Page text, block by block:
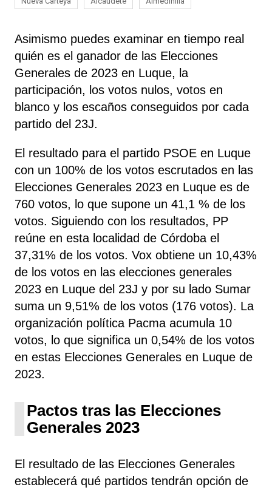
Asimismo puedes examinar en tiempo real
quién es el ganador de las Elecciones
Generales de 2023 en Luque, la
participación, los votos nulos, votos en
blanco y los escaños conseguidos por cada
partido del 23J.
El resultado para el partido PSOE en Luque
con un 100% de los votos escrutados en las
Elecciones Generales 2023 en Luque es de
760 votos, lo que supone un 41,1 % de los
votos. Siguiendo con los resultados, PP
reúne en esta localidad de Córdoba el
37,31% de los votos. Vox obtiene un 10,43%
de los votos en las elecciones generales
2023 en Luque del 23J y por su lado Sumar
suma un 9,51% de los votos (176 votos). La
organización política Pacma acumula 10
votos, lo que significa un 0,54% de los votos
en estas Elecciones Generales en Luque de
2023.
Pactos tras las Elecciones
Generales 2023
El resultado de las Elecciones Generales
establecerá qué partidos tendrán opción de